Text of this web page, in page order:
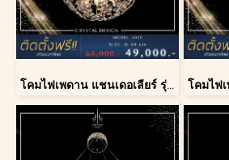
โคมไฟเพดาน แชนเดอเลียร์ รุ่น A028-D60